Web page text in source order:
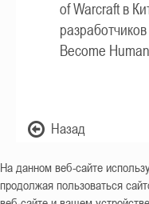
of Warcraft в
разработчиков
Become Human.
Назад
На данном веб-сайте
продолжая пользоваться